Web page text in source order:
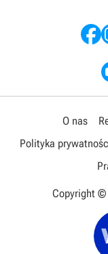
O nas
Polityka
Copyright ©